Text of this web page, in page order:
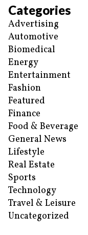
Categories
Advertising
Automotive
Biomedical
Energy
Entertainment
Fashion
Featured
Finance
Food & Beverage
General News
Lifestyle
Real Estate
Sports
Technology
Travel & Leisure
Uncategorized